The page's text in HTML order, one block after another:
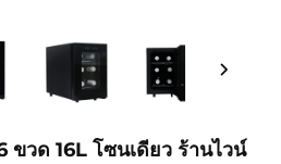
วด 16L โซนเดียว ร้านไวน์